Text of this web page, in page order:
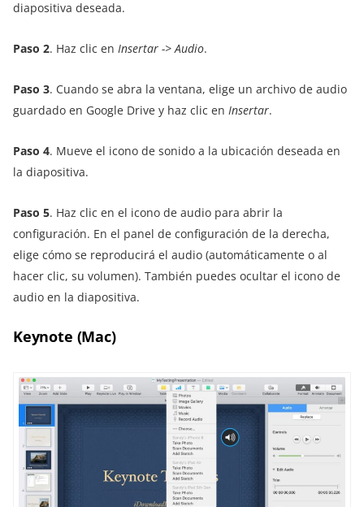
diapositiva deseada.
Paso 2. Haz clic en Insertar -> Audio.
Paso 3. Cuando se abra la ventana, elige un archivo de audio
guardado en Google Drive y haz clic en Insertar.
Paso 4. Mueve el icono de sonido a la ubicación deseada en
la diapositiva.
Paso 5. Haz clic en el icono de audio para abrir la
configuración. En el panel de configuración de la derecha,
elige cómo se reproducirá el audio (automáticamente o al
hacer clic, su volumen). También puedes ocultar el icono de
audio en la diapositiva.
Keynote (Mac)